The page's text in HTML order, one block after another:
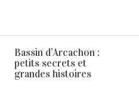
Bassin d’Arcachon :
petits secrets et
grandes histoires